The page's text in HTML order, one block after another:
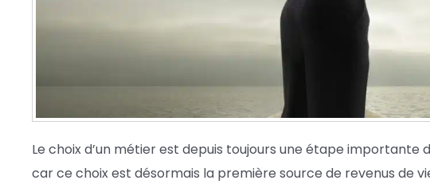
Le choix d’un métier est depuis toujours une étape importante
car ce choix est désormais la première source de revenus de